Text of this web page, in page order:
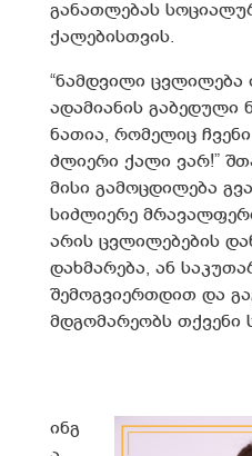
განათლებას
ქალებისთვის.
“ნამდვილი ცვლილება
ადამიანის გაბედული
ნათია, რომელიც ჩვენი
ძლიერი ქალი ვარ!”
მისი გამოცდილება
სიძლიერე
არის ცვლილებების
დახმარება, ან
შემოგვიერთდით და
მდგომარეობს თქვენი
ინგ